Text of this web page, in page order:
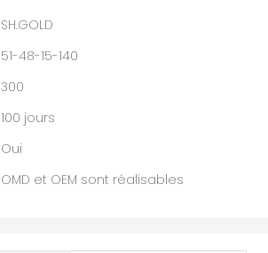
SH.GOLD
51-48-15-140
300
100 jours
Oui
OMD et OEM sont réalisables